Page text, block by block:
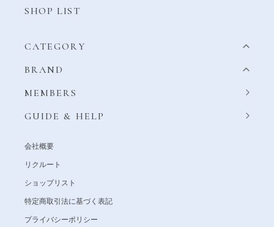
SHOP LIST
CATEGORY
BRAND
MEMBERS
GUIDE & HELP
会社概要
リクルート
ショップリスト
特定商取引法に基づく表記
プライバシーポリシー